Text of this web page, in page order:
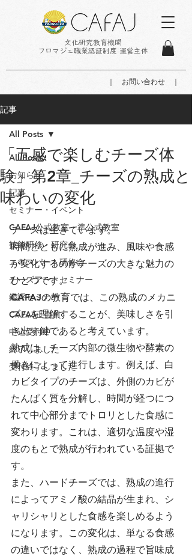
｜ お問い合わせ ｜
文化研究教育機関
フロマジェ職業認証制度 運営主体
記事
All Posts
お知らせ
記事
セミナー・イベント
CAFAJ公式教室・準公式教室
技能研修・研究会
エキスパート研修会
チーズアートセミナー
鑑評セミナー
CAFAJ正会員
申込受付中
終了しました
受付終了しました
All Posts
「五感で楽しむチーズ体
験」第2章_チーズの熟成と
味わいの変化
チーズは生きています。
時間とともに熟成が進み、風味や食感
が変化するのがチーズの大きな魅力の
ひとつです。
CAFAJの教育では、この熟成のメカニ
ズムを理解することが、美味しさを引
き出す鍵であると考えています。
熟成は、チーズ内部の微生物や酵素の
働きによって進行します。例えば、白
カビタイプのチーズは、外側のカビが
たんぱく質を分解し、時間が経つにつ
れて中心部分までトロリとした食感に
変わります。これは、適切な温度や湿
度のもとで熟成が行われている証拠で
す。
また、ハードチーズでは、熟成の進行
によってアミノ酸の結晶が生まれ、シ
ャリシャリとした食感を楽しめるよう
になります。この変化は、単なる食感
の違いではなく、熟成の過程で旨味成